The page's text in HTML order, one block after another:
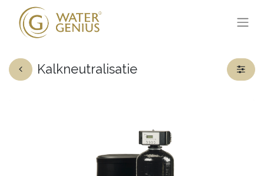
Kalkneutralisatie